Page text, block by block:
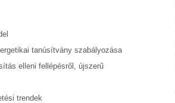
tanúsítvány szabályozása
elleni fellépésről, újszerű
trendek